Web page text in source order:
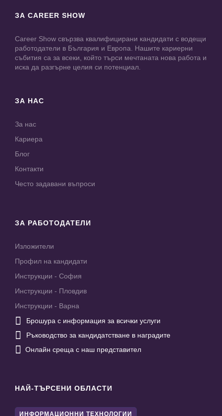
ЗА CAREER SHOW
Career Show свързва квалифицирани кандидати с водещи
работодатели в България и Европа. Нашите кариерни
събития са за всеки, който търси мечтаната нова работа и
иска да разгърне целия си потенциал.
ЗА НАС
За нас
Кариера
Блог
Контакти
Често задавани въпроси
ЗА РАБОТОДАТЕЛИ
Изложители
Профил на кандидати
Инструкции - София
Инструкции - Пловдив
Инструкции - Варна
 Брошура с информация за всички услуги
 Ръководство за кандидатстване в наградите
 Онлайн среща с наш представител
НАЙ-ТЪРСЕНИ ОБЛАСТИ
ИНФОРМАЦИОННИ ТЕХНОЛОГИИ